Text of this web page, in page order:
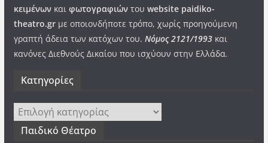
κειμένωνκαι φωτογραφιώντου website paidiko-
theatro.grμε οποιονδήποτε τρόπο, χωρίς προηγούμενη
γραπτή άδεια των κατόχων του. Νόμος 2121/1993και
κανόνες Διεθνούς Δικαίου που ισχύουν στην Ελλάδα.
Kατηγορίες
Kατηγορίες
Παιδικό Θέατρο